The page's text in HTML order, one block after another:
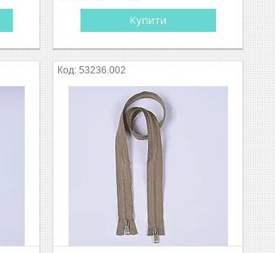
Купити
53236.002